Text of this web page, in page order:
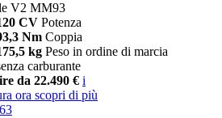
V2 MM93
CV Potenza
Nm Coppia
kg Peso in ordine di marcia
carburante
da 22.490 € i
ora scopri di più